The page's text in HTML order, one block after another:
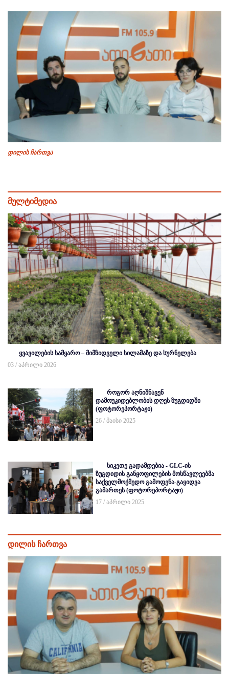
დილის ჩართვა
მულტიმედია
ყვავილების სამყარო – მიმზიდველი სილამაზე და სურნელება
03 / აპრილი 2026
როგორ აღნიშნავენ
დამოუკიდებლობის დღეს ზუგდიდში
(ფოტორეპორტაჟი)
26 / მაისი 2025
სიკეთე გადამდებია - GLC-ის
ზუგდიდის განყოფილების მოსწავლეებმა
საქველმოქმედო გამოფენა-გაყიდვა
გამართეს (ფოტორეპორტაჟი)
17 / აპრილი 2025
დილის ჩართვა